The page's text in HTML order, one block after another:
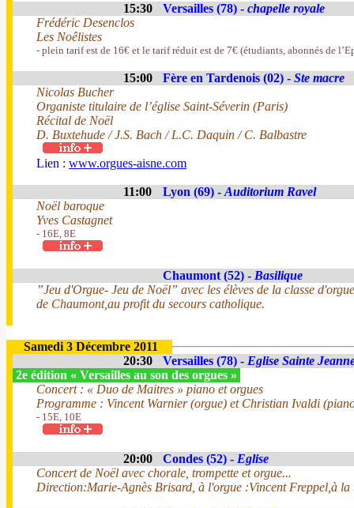
15:30 Versailles (78) - chapelle royale
Frédéric Desenclos
Les Noêlistes
- plein tarif est de 16€ et le tarif réduit est de 7€ (étudiants, abonnés de
15:00 Fère en Tardenois (02) - Ste macre
Nicolas Bucher
Organiste titulaire de l’église Saint-Séverin (Paris)
Récital de Noël
D. Buxtehude / J.S. Bach / L.C. Daquin / C. Balbastre
Lien : www.orgues-aisne.com
11:00 Lyon (69) - Auditorium Ravel
Noël baroque
Yves Castagnet
- 16E, 8E
Chaumont (52) - Basilique
”Jeu d'Orgue- Jeu de Noël” avec les élèves de la classe
de Chaumont,au profit du secours catholique.
Samedi 3 Décembre 2011
20:30
Versailles (78) - Eglise Sainte
2e édition « Versailles au son des orgues »
Concert : « Duo de Maitres » piano et orgues
Programme : Vincent Warnier (orgue) et Christian Ivaldi
- 15E, 10E
20:00 Condes (52) - Eglise
Concert de Noël avec chorale, trompette et orgue...
Direction:Marie-Agnès Brisard, à l'orgue :Vincent Freppel,à